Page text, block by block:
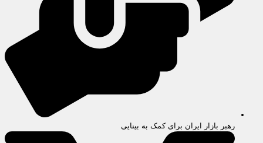
رهبر بازار ایران برای کمک به بینایی